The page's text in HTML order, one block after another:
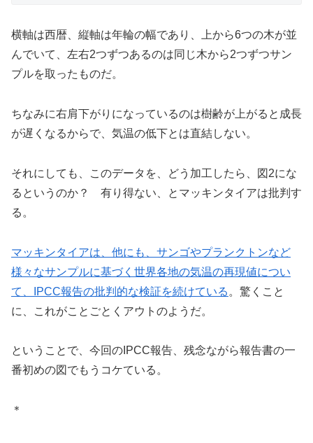
横軸は西暦、縦軸は年輪の幅であり、上から6つの木が並
んでいて、左右2つずつあるのは同じ木から2つずつサン
プルを取ったものだ。
ちなみに右肩下がりになっているのは樹齢が上がると成長
が遅くなるからで、気温の低下とは直結しない。
それにしても、このデータを、どう加工したら、図2にな
るというのか？ 有り得ない、とマッキンタイアは批判す
る。
マッキンタイアは、他にも、サンゴやプランクトンなど
様々なサンプルに基づく世界各地の気温の再現値につい
て、IPCC報告の批判的な検証を続けている 。驚くこと
に、これがことごとくアウトのようだ。
ということで、今回のIPCC報告、残念ながら報告書の一
番初めの図でもうコケている。
＊